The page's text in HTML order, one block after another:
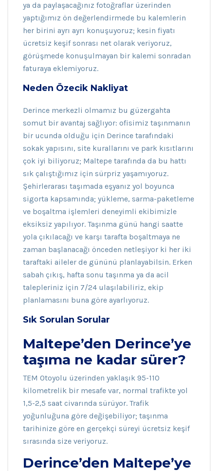
ya da paylaşacağınız fotoğraflar üzerinden
yaptığımız ön değerlendirmede bu kalemlerin
her birini ayrı ayrı konuşuyoruz; kesin fiyatı
ücretsiz keşif sonrası net olarak veriyoruz,
görüşmede konuşulmayan bir kalemi sonradan
faturaya eklemiyoruz.
Neden Özecik Nakliyat
Derince merkezli olmamız bu güzergahta
somut bir avantaj sağlıyor: ofisimiz taşınmanın
bir ucunda olduğu için Derince tarafındaki
sokak yapısını, site kurallarını ve park kısıtlarını
çok iyi biliyoruz; Maltepe tarafında da bu hattı
sık çalıştığımız için sürpriz yaşamıyoruz.
Şehirlerarası taşımada eşyanız yol boyunca
sigorta kapsamında; yükleme, sarma-paketleme
ve boşaltma işlemleri deneyimli ekibimizle
eksiksiz yapılıyor. Taşınma günü hangi saatte
yola çıkılacağı ve karşı tarafta boşaltmaya ne
zaman başlanacağı önceden netleşiyor ki her iki
taraftaki aileler de gününü planlayabilsin. Erken
sabah çıkış, hafta sonu taşınma ya da acil
talepleriniz için 7/24 ulaşılabiliriz, ekip
planlamasını buna göre ayarlıyoruz.
Sık Sorulan Sorular
Maltepe’den Derince’ye
taşıma ne kadar sürer?
TEM Otoyolu üzerinden yaklaşık 95-110
kilometrelik bir mesafe var, normal trafikte yol
1,5-2,5 saat civarında sürüyor. Trafik
yoğunluğuna göre değişebiliyor; taşınma
tarihinize göre en gerçekçi süreyi ücretsiz keşif
sırasında size veriyoruz.
Derince’den Maltepe’ye